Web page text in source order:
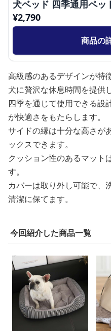
犬ベッド 四季通用ペッ
¥2,790
商品の
高級感のあるデザインが特
犬に贅沢な休息時間を提供
四季を通じて使用できる設
が快適さをもたらします。
サイドの縁は十分な高さが
ックスできます。
クッション性のあるマット
す。
カバーは取り外し可能で、
清潔に保てます。
今回紹介した商品一覧